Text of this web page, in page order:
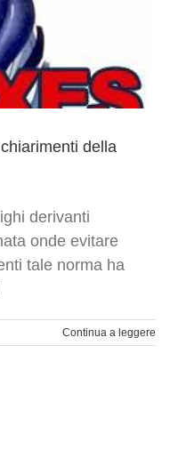
della
derivanti
onde evitare
tale norma ha
Continua a leggere